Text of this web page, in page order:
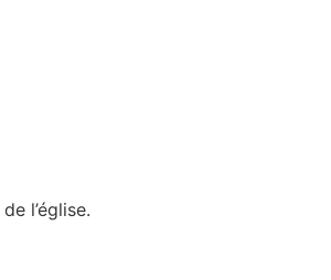
de l’église.